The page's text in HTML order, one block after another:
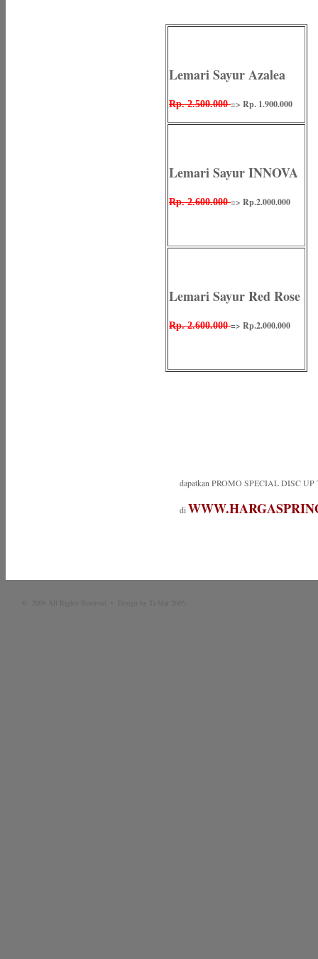
Lemari Sayur Azalea
Rp. 2.500.000=> Rp. 1.900.000
Lemari Sayur INNOVA
Rp. 2.600.000=> Rp.2.000.000
Lemari Sayur Red Rose
Rp. 2.600.000=> Rp.2.000.000
dapatkan PROMO SPECIAL DISC
di
© 2009 All Rights Reserved • Design by Ti-Mat 2005.